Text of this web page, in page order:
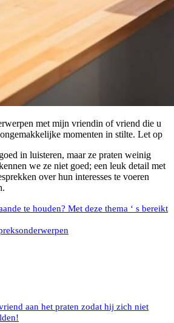
met mijn vriendin of vriend die u
momenten in stilte. Let op
in luisteren, maar ze praten weinig
we ze niet goed; een leuk detail met
over hun interesses te voeren
te houden? Met deze thema ‘ s bereikt
aan het praten zodat hij zich niet